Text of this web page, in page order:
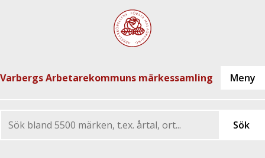
Varbergs Arbetarekommuns märkessamling